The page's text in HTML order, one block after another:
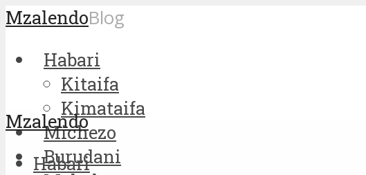
MzalendoBlog
Habari
Kitaifa
Kimataifa
Michezo
Burudani
Mzalendo
Habari